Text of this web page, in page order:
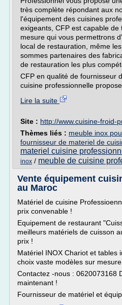
très complète répondant aux
l'équipement des cuisines
exigeants, CFP est capable
mesure qui vous permettrons
local de restauration, même
sommes partenaires des
de restauration les plus
CFP en qualité de fournisseur
cuisine professionnelle propose
Lire la suite
Site : http://www.cuisine-froid-
Thèmes liés : meuble inox
fournisseur de materiel de
materiel cuisine
inox / meuble de cuisine
Vente équipement
au Maroc
Matériel de cuisine
prix convenable !
Equipement de restaurant
meilleurs matériels de cuisson
prix !
Matériel INOX Chariot et tables
choix vaste modèles sur
Contactez -nous : 0620073168
maintenant !
Fournisseur de matériel et